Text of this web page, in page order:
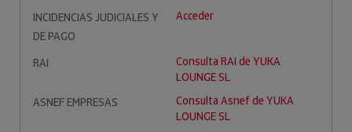
INCIDENCIAS JUDICIALES Y
DE PAGO
Acceder
RAI
Consulta RAI de YUKA
LOUNGE SL
ASNEF EMPRESAS
Consulta Asnef de YUKA
LOUNGE SL